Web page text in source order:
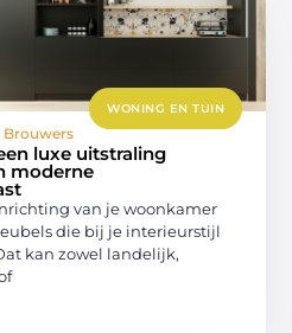
WONING EN TUIN
Brouwers
luxe uitstraling
moderne
van je woonkamer
die bij je interieurstijl
kan zowel landelijk,